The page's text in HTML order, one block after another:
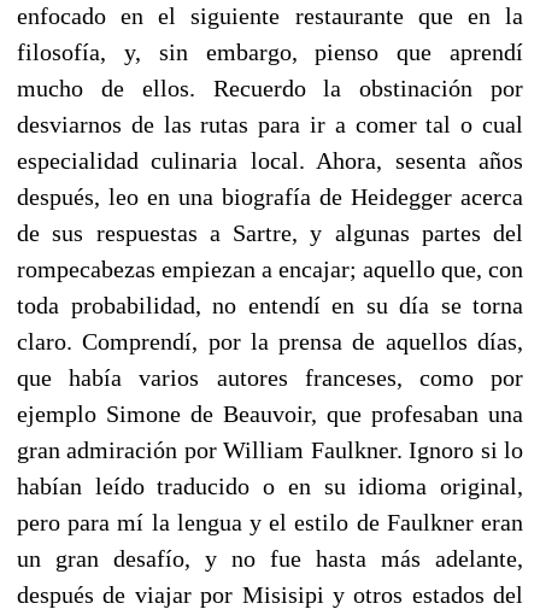
enfocado en el siguiente restaurante que en la
filosofía, y, sin embargo, pienso que aprendí
mucho de ellos. Recuerdo la obstinación por
desviarnos de las rutas para ir a comer tal o cual
especialidad culinaria local. Ahora, sesenta años
después, leo en una biografía de Heidegger acerca
de sus respuestas a Sartre, y algunas partes del
rompecabezas empiezan a encajar; aquello que, con
toda probabilidad, no entendí en su día se torna
claro. Comprendí, por la prensa de aquellos días,
que había varios autores franceses, como por
ejemplo Simone de Beauvoir, que profesaban una
gran admiración por William Faulkner. Ignoro si lo
habían leído traducido o en su idioma original,
pero para mí la lengua y el estilo de Faulkner eran
un gran desafío, y no fue hasta más adelante,
después de viajar por Misisipi y otros estados del